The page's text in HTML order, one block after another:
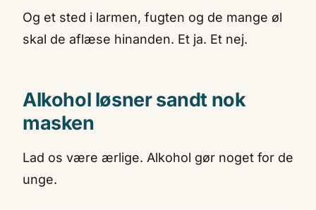
Og et sted i larmen, fugten og de mange øl
skal de aflæse hinanden. Et ja. Et nej.
Alkohol løsner sandt nok
masken
Lad os være ærlige. Alkohol gør noget for de
unge.